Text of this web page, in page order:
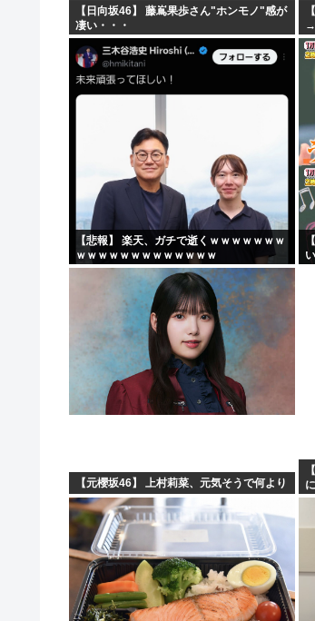
【日向坂46】 藤嶌果歩さん"ホンモノ"感が
凄い・・・
→
【悲報】 楽天、ガチで逝くｗｗｗｗｗｗｗ
ｗｗｗｗｗｗｗｗｗｗｗｗｗ
【元櫻坂46】 上村莉菜、元気そうで何より